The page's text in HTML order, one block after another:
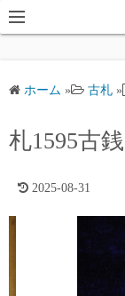
コ
ン
ス
プ
ホーム » 古札 »
札1595古
2025-08-31